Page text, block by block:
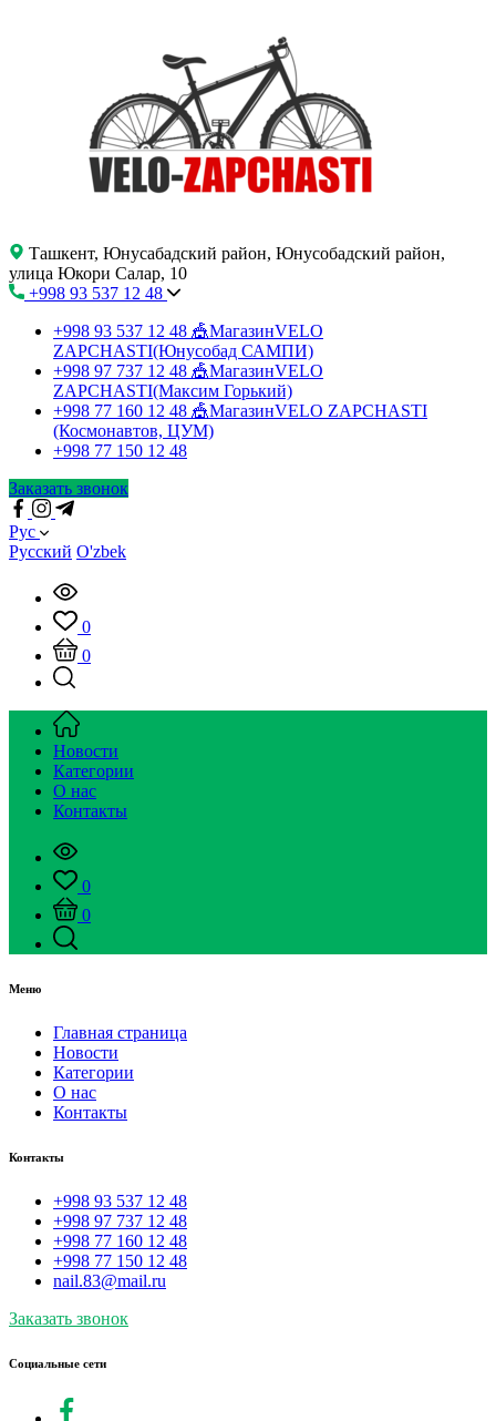
Ташкент, Юнусабадский район, Юнусобадский район,
улица Юкори Салар, 10
+998 93 537 12 48
+998 93 537 12 48 🎪МагазинVELO
ZAPCHASTI(Юнусобад САМПИ)
+998 97 737 12 48 🎪МагазинVELO
ZAPCHASTI(Максим Горький)
+998 77 160 12 48 🎪МагазинVELO ZAPCHASTI
(Космонавтов, ЦУМ)
+998 77 150 12 48
Заказать звонок
Рус
Русский O'zbek
0
0
Новости
Категории
О нас
Контакты
0
0
Меню
Главная страница
Новости
Категории
О нас
Контакты
Контакты
+998 93 537 12 48
+998 97 737 12 48
+998 77 160 12 48
+998 77 150 12 48
nail.83@mail.ru
Заказать звонок
Социальные сети